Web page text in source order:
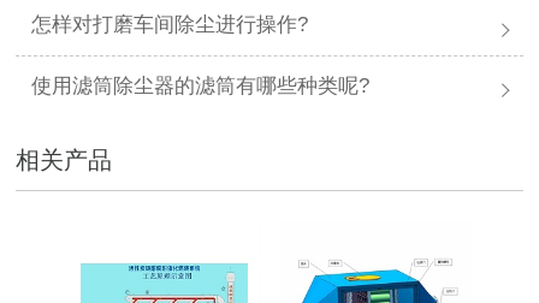
怎样对打磨车间除尘进行操作?
使用滤筒除尘器的滤筒有哪些种类呢?
相关产品